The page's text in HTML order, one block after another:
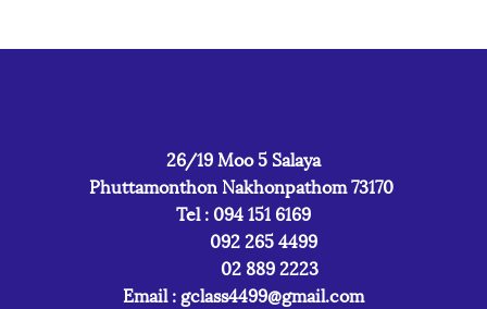
26/19 Moo 5 Salaya
Phuttamonthon Nakhonpathom 73170
Tel : 094 151 6169
092 265 4499
02 889 2223
Email : gclass4499@gmail.com